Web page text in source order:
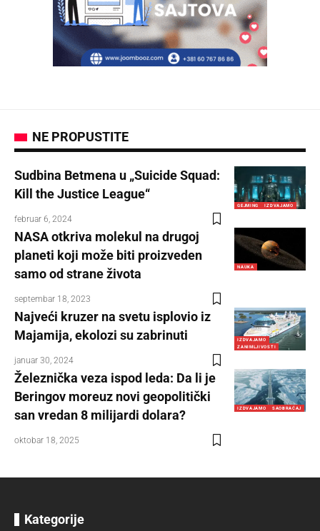
NE PROPUSTITE
GEJMING IZDVAJAMO
Sudbina Betmena u „Suicide Squad:
Kill the Justice League“
februar 6, 2024
NAUKA
NASA otkriva molekul na drugoj
planeti koji može biti proizveden
samo od strane života
septembar 18, 2023
IZDVAJAMO
ZANIMLJIVOSTI
Najveći kruzer na svetu isplovio iz
Majamija, ekolozi su zabrinuti
januar 30, 2024
IZDVAJAMO SAOBRAĆAJ
Železnička veza ispod leda: Da li je
Beringov moreuz novi geopolitički
san vredan 8 milijardi dolara?
oktobar 18, 2025
Kategorije